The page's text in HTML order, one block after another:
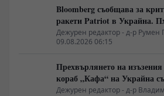
Bloomberg съобщава за
ракети Patriot в Украйна.
войски в Русия в замяна на
Дежурен редактор - д-р Румен
09.08.2026 06:15
Прехвърлянето на
кораб „Кафа“ на Украйна
режим в Балтика
Дежурен редактор - д-р